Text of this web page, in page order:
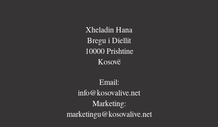
Xheladin Hana
Bregu i Diellit
10000 Prishtine
Kosovë
Email:
info@kosovalive.net
Marketing:
marketingu@kosovalive.net